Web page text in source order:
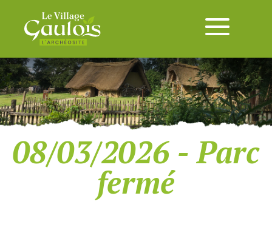
08/03/2026 - Parc
fermé